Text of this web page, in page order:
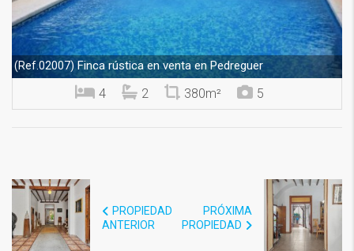
(Ref.02007) Finca rústica en venta en Pedreguer
4 2 380m² 5
PROPIEDAD
ANTERIOR
PRÓXIMA
PROPIEDAD